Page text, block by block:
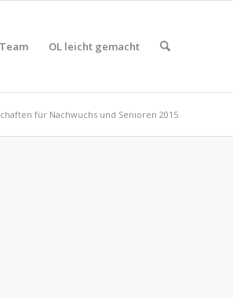
OL leicht gemacht
für Nachwuchs und Senioren 2015